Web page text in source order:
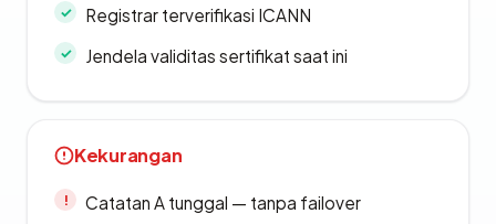
Registrar terverifikasi ICANN
Jendela validitas sertifikat saat ini
Kekurangan
Catatan A tunggal — tanpa failover